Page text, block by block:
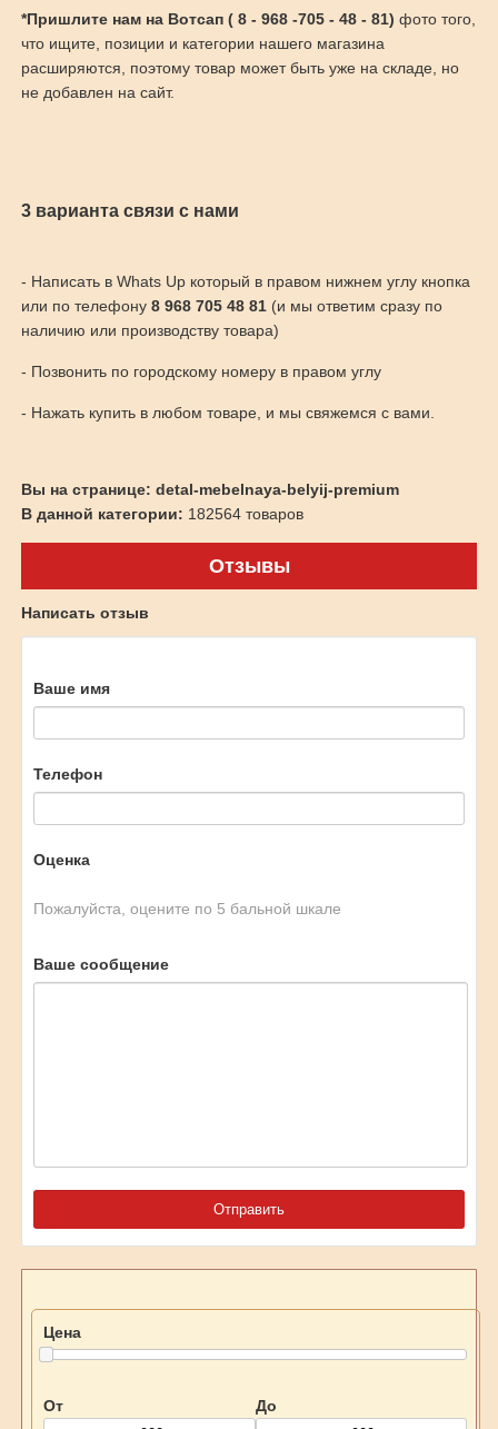
*Пришлите нам на Вотсап ( 8 - 968 -705 - 48 - 81) фото того,
что ищите, позиции и категории нашего магазина
расширяются, поэтому товар может быть уже на складе, но
не добавлен на сайт.
3 варианта связи с нами
- Написать в Whats Up который в правом нижнем углу кнопка
или по телефону 8 968 705 48 81(и мы ответим сразу по
наличию или производству товара)
- Позвонить по городскому номеру в правом углу
- Нажать купить в любом товаре, и мы свяжемся с вами.
Вы на странице: detal-mebelnaya-belyij-premium
В данной категории: 182564 товаров
Отзывы
Написать отзыв
Ваше имя
Телефон
Оценка
Пожалуйста, оцените по 5 бальной шкале
Ваше сообщение
Цена
От До